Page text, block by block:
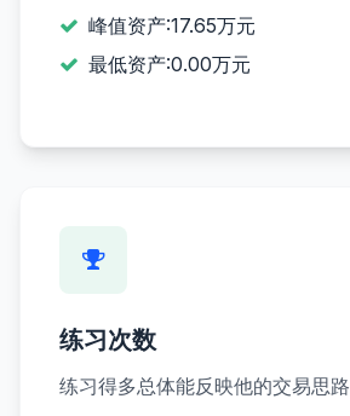
峰值资产:17.65万元
最低资产:0.00万元
练习次数
练习得多总体能反映他的交易思路